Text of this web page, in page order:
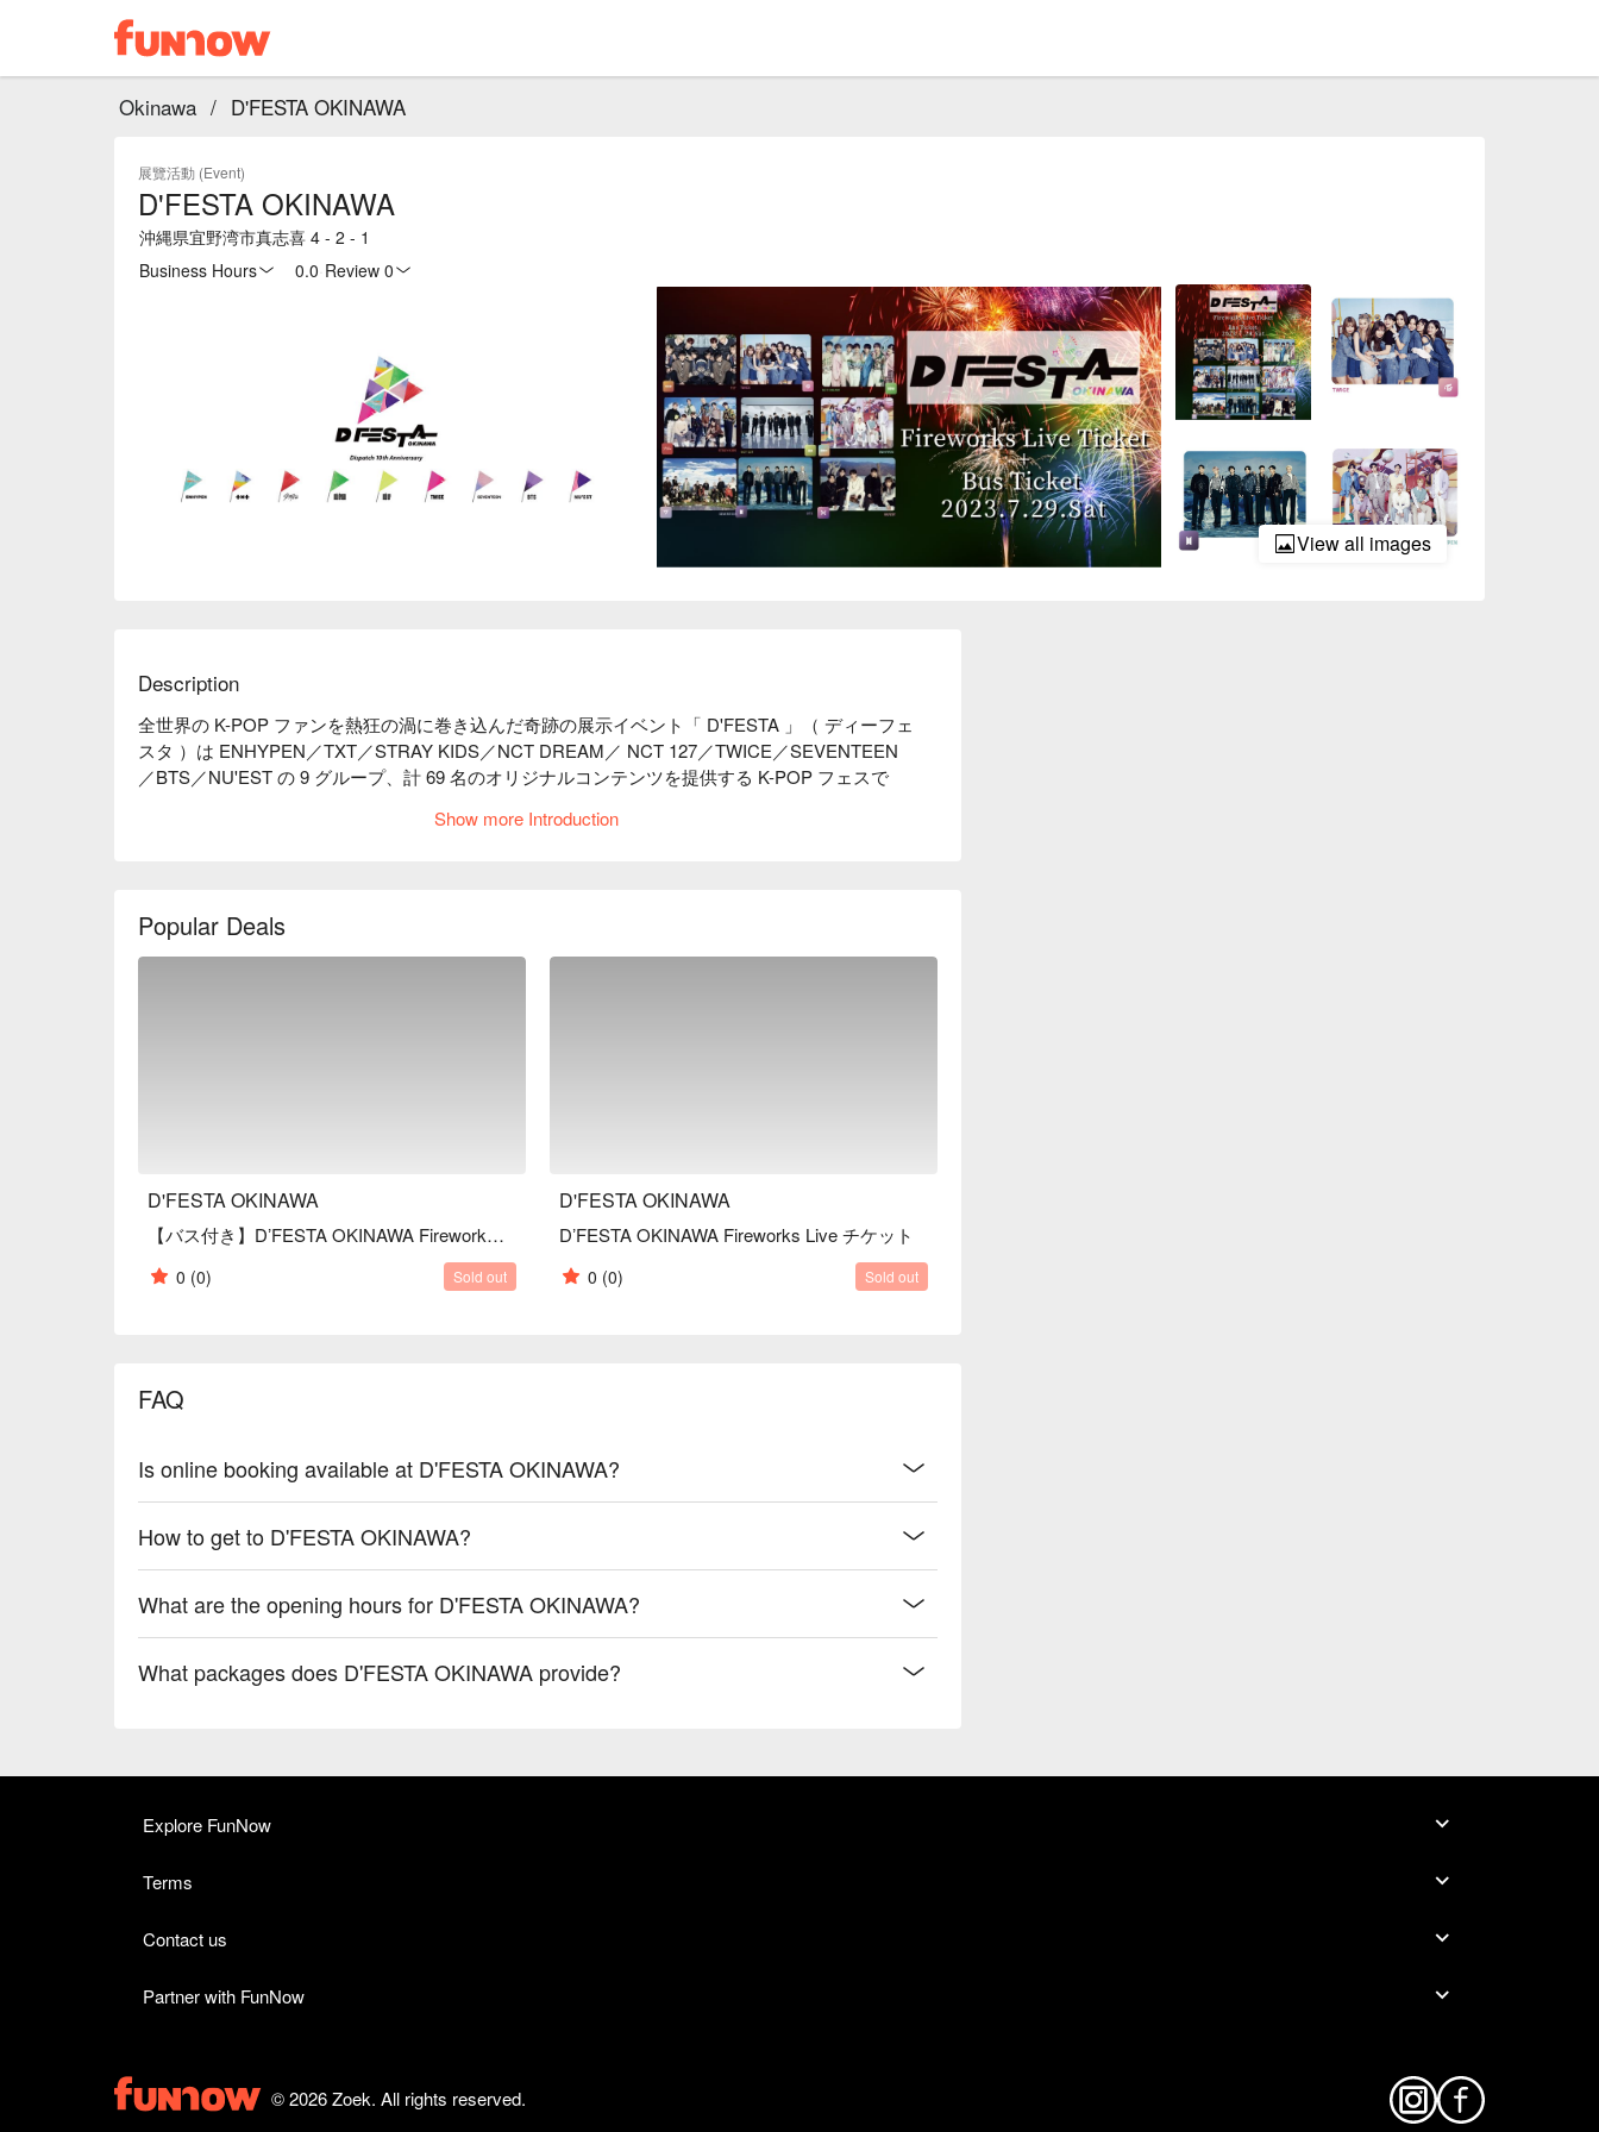
Okinawa / D'FESTA OKINAWA
展覽活動 (Event)
D'FESTA OKINAWA
沖縄県宜野湾市真志喜 4 - 2 - 1
Business Hours
0.0 Review 0
View all images
Description
全世界の K-POP ファンを熱狂の渦に巻き込んだ奇跡の展⽰イベント「 D'FESTA 」（ ディーフェ
スタ ）は ENHYPEN／TXT／STRAY KIDS／NCT DREAM／ NCT 127／TWICE／SEVENTEEN
／BTS／NU'EST の 9 グループ、計 69 名のオリジナルコンテンツを提供する K-POP フェスで
Show more Introduction
Popular Deals
D'FESTA OKINAWA
【バス付き】DʼFESTA OKINAWA Fireworks Live チケット
0 (0) Sold out
D'FESTA OKINAWA
DʼFESTA OKINAWA Fireworks Live チケット
0 (0) Sold out
FAQ
Is online booking available at D'FESTA OKINAWA?
How to get to D'FESTA OKINAWA?
What are the opening hours for D'FESTA OKINAWA?
What packages does D'FESTA OKINAWA provide?
Explore FunNow
Terms
Contact us
Partner with FunNow
© 2026 Zoek. All rights reserved.